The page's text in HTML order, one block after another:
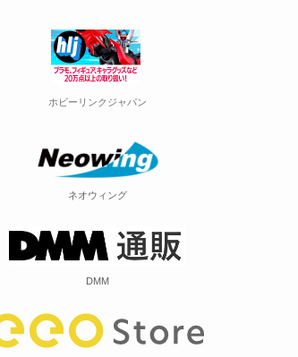
ホビーリンクジャパン
ネオウィング
DMM